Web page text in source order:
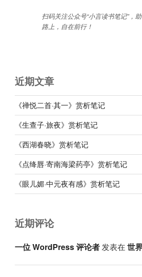
扫码关注公众号“小言读书笔记”，
路上，自在前行！
近期文章
《禅悦二首·其一》赏析笔记
《生查子·旅夜》赏析笔记
《西湖春晓》赏析笔记
《点绛唇·寄南海梁药亭》赏析笔记
《眼儿媚·中元夜有感》赏析笔记
近期评论
一位 WordPress 评论者发表在 世